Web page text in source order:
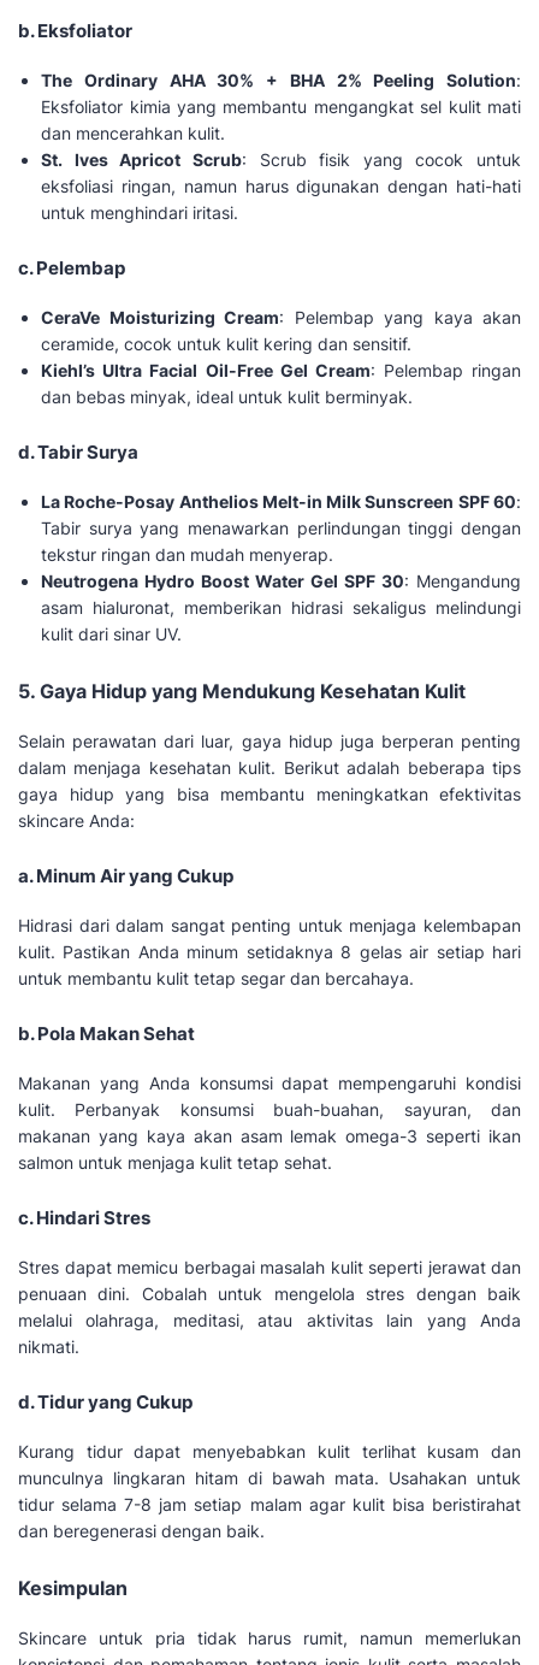
b. Eksfoliator
The Ordinary AHA 30% + BHA 2% Peeling Solution:
Eksfoliator kimia yang membantu mengangkat sel kulit mati
dan mencerahkan kulit.
St. Ives Apricot Scrub: Scrub fisik yang cocok untuk
eksfoliasi ringan, namun harus digunakan dengan hati-hati
untuk menghindari iritasi.
c. Pelembap
CeraVe Moisturizing Cream: Pelembap yang kaya akan
ceramide, cocok untuk kulit kering dan sensitif.
Kiehl’s Ultra Facial Oil-Free Gel Cream: Pelembap ringan
dan bebas minyak, ideal untuk kulit berminyak.
d. Tabir Surya
La Roche-Posay Anthelios Melt-in Milk Sunscreen SPF 60:
Tabir surya yang menawarkan perlindungan tinggi dengan
tekstur ringan dan mudah menyerap.
Neutrogena Hydro Boost Water Gel SPF 30: Mengandung
asam hialuronat, memberikan hidrasi sekaligus melindungi
kulit dari sinar UV.
5. Gaya Hidup yang Mendukung Kesehatan Kulit
Selain perawatan dari luar, gaya hidup juga berperan penting
dalam menjaga kesehatan kulit. Berikut adalah beberapa tips
gaya hidup yang bisa membantu meningkatkan efektivitas
skincare Anda:
a. Minum Air yang Cukup
Hidrasi dari dalam sangat penting untuk menjaga kelembapan
kulit. Pastikan Anda minum setidaknya 8 gelas air setiap hari
untuk membantu kulit tetap segar dan bercahaya.
b. Pola Makan Sehat
Makanan yang Anda konsumsi dapat mempengaruhi kondisi
kulit. Perbanyak konsumsi buah-buahan, sayuran, dan
makanan yang kaya akan asam lemak omega-3 seperti ikan
salmon untuk menjaga kulit tetap sehat.
c. Hindari Stres
Stres dapat memicu berbagai masalah kulit seperti jerawat dan
penuaan dini. Cobalah untuk mengelola stres dengan baik
melalui olahraga, meditasi, atau aktivitas lain yang Anda
nikmati.
d. Tidur yang Cukup
Kurang tidur dapat menyebabkan kulit terlihat kusam dan
munculnya lingkaran hitam di bawah mata. Usahakan untuk
tidur selama 7-8 jam setiap malam agar kulit bisa beristirahat
dan beregenerasi dengan baik.
Kesimpulan
Skincare untuk pria tidak harus rumit, namun memerlukan